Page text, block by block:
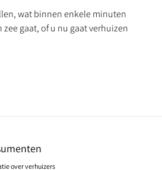
wat binnen enkele minuten
gaat, of u nu gaat verhuizen
over verhuizers